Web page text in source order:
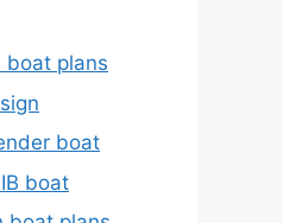
boat plans
boat
boat